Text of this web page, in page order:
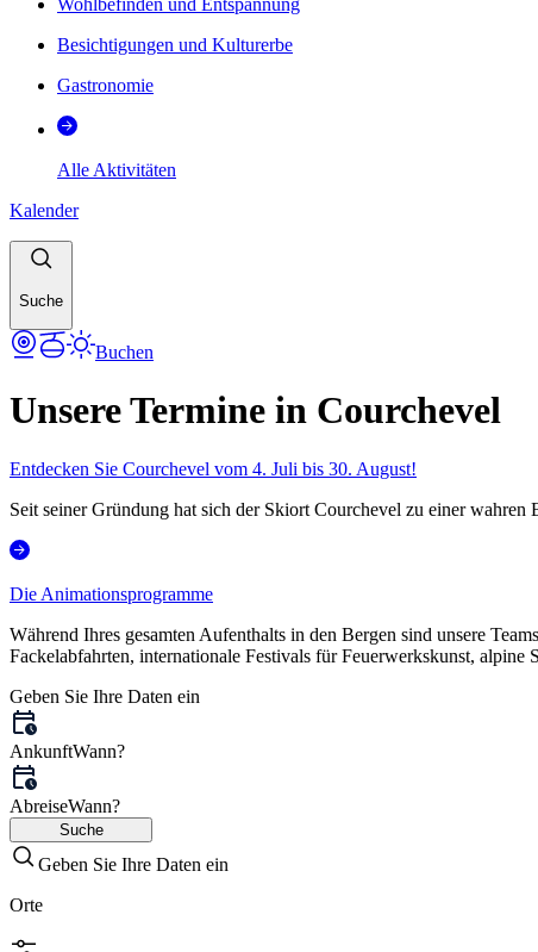
Wohlbefinden und Entspannung
Besichtigungen und Kulturerbe
Gastronomie
Alle Aktivitäten
Kalender
Suche
Buchen
Unsere Termine in Courchevel
Entdecken Sie Courchevel vom 4. Juli bis 30. August!
Seit seiner Gründung hat sich der Skiort Courchevel zu einer
Die Animationsprogramme
Während Ihres gesamten Aufenthalts in den Bergen sind unsere
Fackelabfahrten, internationale Festivals für Feuerwerkskunst, alpine
Geben Sie Ihre Daten ein
AnkunftWann?
AbreiseWann?
Suche
Geben Sie Ihre Daten ein
Orte